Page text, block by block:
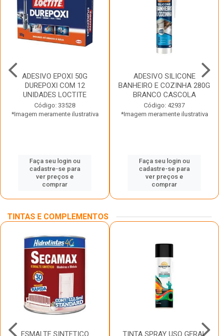
ADESIVO EPOXI 50G
DUREPOXI COM 12
UNIDADES LOCTITE
Código: 33528
*Imagem meramente ilustrativa
Faça seu login ou
cadastre-se para
ver preços e
comprar
ADESIVO SILICONE
BANHEIRO E COZINHA 280G
BRANCO CASCOLA
Código: 42937
*Imagem meramente ilustrativa
Faça seu login ou
cadastre-se para
ver preços e
comprar
TINTAS E COMPLEMENTOS
ESMALTE SINTETICO TINTA SPRAY USO GERAL